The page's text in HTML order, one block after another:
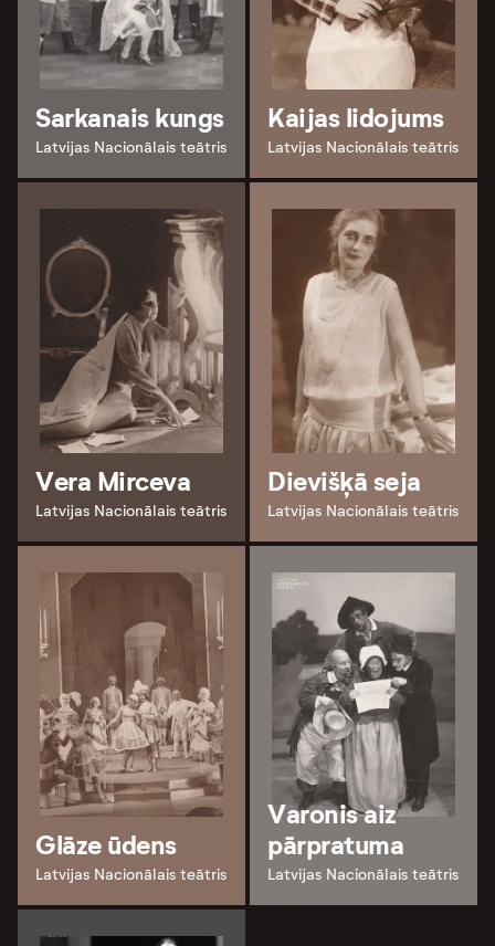
Sarkanais kungs
Latvijas Nacionālais teātris
Kaijas lidojums
Latvijas Nacionālais teātris
Vera Mirceva
Latvijas Nacionālais teātris
Dievišķā seja
Latvijas Nacionālais teātris
Glāze ūdens
Latvijas Nacionālais teātris
Varonis aiz
pārpratuma
Latvijas Nacionālais teātris